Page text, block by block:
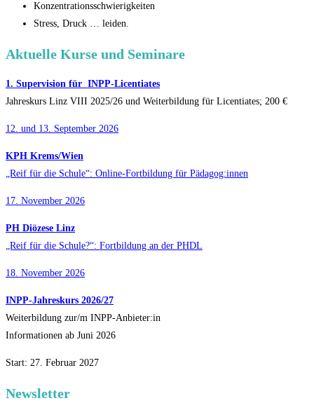
Konzentrationsschwierigkeiten
Stress, Druck … leiden.
Aktuelle Kurse und Seminare
1. Supervision für INPP-Licentiates
Jahreskurs Linz VIII 2025/26 und Weiterbildung für Licentiates; 200 €
12. und 13. September 2026
KPH Krems/Wien
„Reif für die Schule“: Online-Fortbildung für Pädagog:innen
17. November 2026
PH Diözese Linz
„Reif für die Schule?“: Fortbildung an der PHDL
18. November 2026
INPP-Jahreskurs 2026/27
Weiterbildung zur/m INPP-Anbieter:in
Informationen ab Juni 2026
Start: 27. Februar 2027
Newsletter